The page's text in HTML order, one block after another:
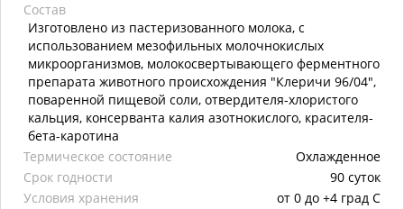
Состав
Изготовлено из пастеризованного молока, с
использованием мезофильных молочнокислых
микроорганизмов, молокосвертывающего ферментного
препарата животного происхождения "Клеричи 96/04",
поваренной пищевой соли, отвердителя-хлористого
кальция, консерванта калия азотнокислого, красителя-
бета-каротина
Термическое состояние
Охлажденное
Срок годности
90 суток
Условия хранения
от 0 до +4 град С